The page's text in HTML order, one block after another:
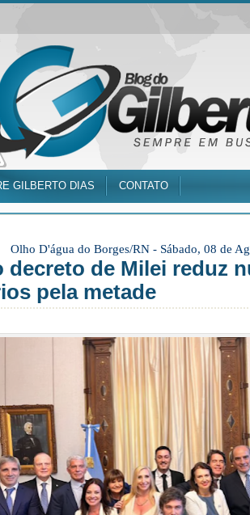
GILBERTO DIAS CONTATO
Olho D'água do Borges/RN - Sábado, 08 de
decreto de Milei reduz
pela metade